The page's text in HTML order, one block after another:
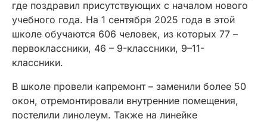
где поздравил присутствующих с началом нового
учебного года. На 1 сентября 2025 года в этой
школе обучаются 606 человек, из которых 77 –
первоклассники, 46 – 9-классники, 9–11-
классники.
В школе провели капремонт – заменили более 50
окон, отремонтировали внутренние помещения,
постелили линолеум. Также на линейке